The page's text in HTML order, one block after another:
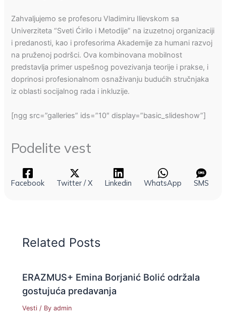
Zahvaljujemo se profesoru Vladimiru Ilievskom sa
Univerziteta “Sveti Ćirilo i Metodije” na izuzetnoj organizaciji
i predanosti, kao i profesorima Akademije za humani razvoj
na pruženoj podršci. Ova kombinovana mobilnost
predstavlja primer uspešnog povezivanja teorije i prakse, i
doprinosi profesionalnom osnaživanju budućih stručnjaka
iz oblasti socijalnog rada i inkluzije.
[ngg src=”galleries” ids=”10″ display=”basic_slideshow”]
Podelite vest
Facebook Twitter / X Linkedin WhatsApp SMS
Related Posts
ERAZMUS+ Emina Borjanić Bolić održala
gostujuća predavanja
Vesti / Byadmin